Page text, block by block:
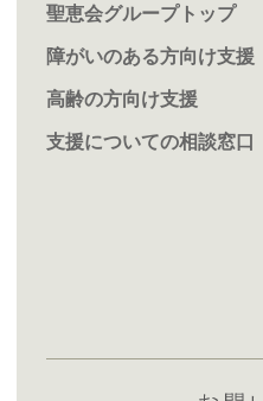
聖恵会グループトップ
障がいのある方向け支援
高齢の方向け支援
支援についての相談窓口